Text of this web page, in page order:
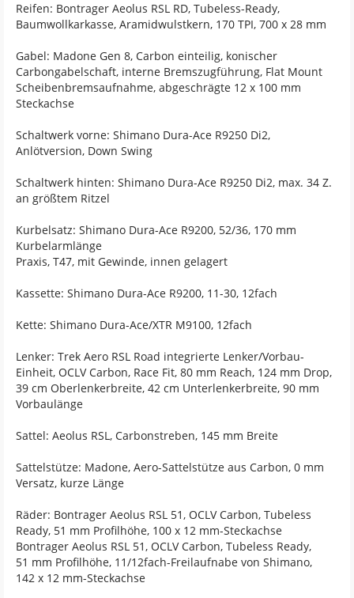
Reifen: Bontrager Aeolus RSL RD, Tubeless-Ready,
Baumwollkarkasse, Aramidwulstkern, 170 TPI, 700 x 28 mm
Gabel: Madone Gen 8, Carbon einteilig, konischer
Carbongabelschaft, interne Bremszugführung, Flat Mount
Scheibenbremsaufnahme, abgeschrägte 12 x 100 mm
Steckachse
Schaltwerk vorne: Shimano Dura-Ace R9250 Di2,
Anlötversion, Down Swing
Schaltwerk hinten: Shimano Dura-Ace R9250 Di2, max. 34 Z.
an größtem Ritzel
Kurbelsatz: Shimano Dura-Ace R9200, 52/36, 170 mm
Kurbelarmlänge
Praxis, T47, mit Gewinde, innen gelagert
Kassette: Shimano Dura-Ace R9200, 11-30, 12fach
Kette: Shimano Dura-Ace/XTR M9100, 12fach
Lenker: Trek Aero RSL Road integrierte Lenker/Vorbau-
Einheit, OCLV Carbon, Race Fit, 80 mm Reach, 124 mm Drop,
39 cm Oberlenkerbreite, 42 cm Unterlenkerbreite, 90 mm
Vorbaulänge
Sattel: Aeolus RSL, Carbonstreben, 145 mm Breite
Sattelstütze: Madone, Aero-Sattelstütze aus Carbon, 0 mm
Versatz, kurze Länge
Räder: Bontrager Aeolus RSL 51, OCLV Carbon, Tubeless
Ready, 51 mm Profilhöhe, 100 x 12 mm-Steckachse
Bontrager Aeolus RSL 51, OCLV Carbon, Tubeless Ready,
51 mm Profilhöhe, 11/12fach-Freilaufnabe von Shimano,
142 x 12 mm-Steckachse